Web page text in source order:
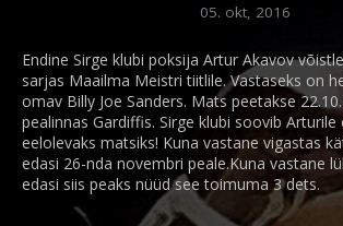
05. okt, 2016
Endine Sirge klubi poksija Artur Akavov
sarjas Maailma Meistri tiitlile. Vastaseks on
omav Billy Joe Sanders. Mats peetakse
pealinnas Gardiffis. Sirge klubi soovib Arturile
eelolevaks matsiks! Kuna vastane vigastas
edasi 26-nda novembri peale.Kuna vastane
edasi siis peaks nüüd see toimuma 3 dets.